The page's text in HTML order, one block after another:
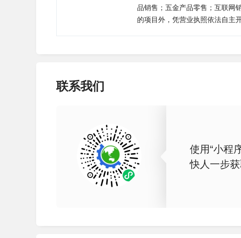
品销售；五金产品零售；互联网
的项目外，凭营业执照依法自主
联系我们
使用“小程
快人一步